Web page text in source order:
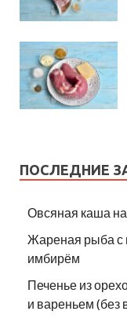
ПОСЛЕДНИЕ
Овсяная каша
Жареная рыба с
имбирём
Печенье из
и вареньем (без